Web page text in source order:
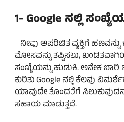
1- Google ನಲ್ಲಿ
ನೀವು ಅಪರಿಚಿತ ವ್ಯಕ್ತಿಗೆ ಹಣವನ್ನು
ಮೋಸವನ್ನು ತಪ್ಪಿಸಲು,
ಸಂಖ್ಯೆಯನ್ನು ಹುಡುಕಿ. ಅನೇಕ
ಕುರಿತು Google ನಲ್ಲಿ ಕೆಲವು
ಯಾವುದೇ ತೊಂದರೆಗೆ
ಸಹಾಯ ಮಾಡುತ್ತದೆ.